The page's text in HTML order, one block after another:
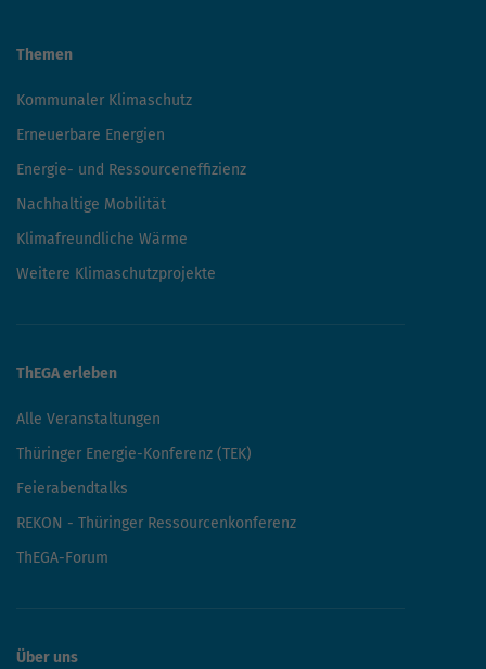
Themen
Kommunaler Klimaschutz
Erneuerbare Energien
Energie- und Ressourceneffizienz
Nachhaltige Mobilität
Klimafreundliche Wärme
Weitere Klimaschutzprojekte
ThEGA erleben
Alle Veranstaltungen
Thüringer Energie-Konferenz (TEK)
Feierabendtalks
REKON - Thüringer Ressourcenkonferenz
ThEGA-Forum
Über uns